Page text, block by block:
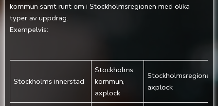
kommun samt runt om i Stockholmsregionen med olika
typer av uppdrag.
Exempelvis:
Stockholms innerstad
Stockholms
kommun,
axplock
Stockholmsregionen,
axplock